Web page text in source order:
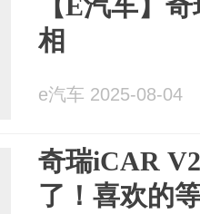
相
e汽车 2025-08-04
奇瑞iCAR
了！喜欢的